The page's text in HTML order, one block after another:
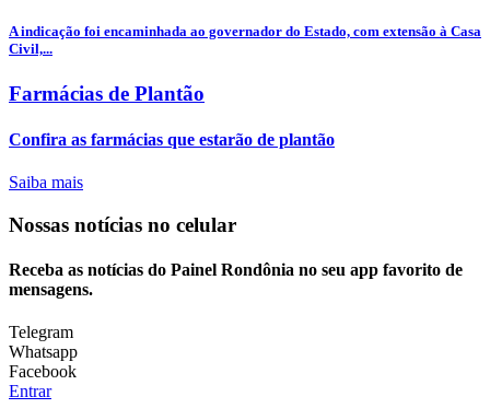
A indicação foi encaminhada ao governador do Estado, com extensão à Casa
Civil,...
Farmácias de Plantão
Confira as farmácias que estarão de plantão
Saiba mais
Nossas notícias no celular
Receba as notícias do Painel Rondônia no seu app favorito de
mensagens.
Telegram
Whatsapp
Facebook
Entrar